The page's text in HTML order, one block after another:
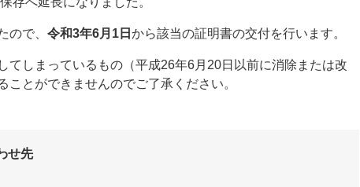
ので、 令和3年6月1日 から該当の証明書の交付を行います。
しまっているもの（平成26年6月20日以前に消除または改
とができませんのでご了承ください。
せ先